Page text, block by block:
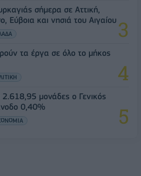
σήμερα σε Αττική,
Εύβοια και νησιά του Αιγαίου
τα έργα σε όλο το μήκος
2.618,95 μονάδες ο Γενικός
0,40%